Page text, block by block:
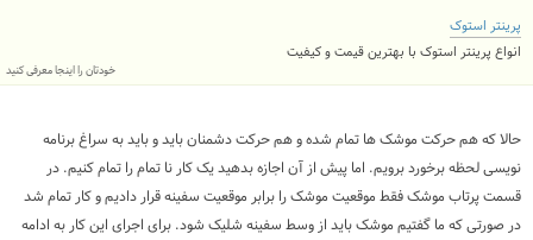
پرینتر استوک
انواع پرینتر استوک با بهترین قیمت و کیفیت
خودتان را اینجا معرفی کنید
حالا که هم حرکت موشک ها تمام شده و هم حرکت دشمنان باید و باید به سراغ برنامه
نویسی لحظه برخورد برویم. اما پیش از آن اجازه بدهید یک کار نا تمام را تمام کنیم. در
قسمت پرتاب موشک فقط موقعیت موشک را برابر موقعیت سفینه قرار دادیم و کار تمام شد
در صورتی که ما گفتیم موشک باید از وسط سفینه شلیک شود. برای اجرای این کار به ادامه